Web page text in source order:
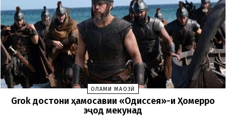
ОЛАМИ МАҶОЗӢ
Grok достони ҳамосавии «Одиссея»-и Ҳомерро
эҷод мекунад